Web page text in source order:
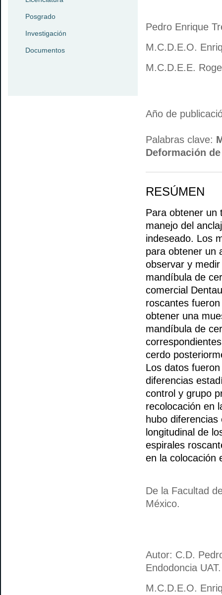
Pedro Enrique
M.C.D.E.O.
M.C.D.E.E.
Año de
Palabras clave:
Deformación
RESÚMEN
Para obtener un
manejo del
indeseado. Los
para obtener un
observar y
mandíbula de
comercial
roscantes
obtener una
mandíbula de
cerdo
Los datos
diferencias
control y grupo
recolocación en
hubo
longitudinal de
espirales
en la colocación
De la Facultad
México.
Autor: C.D.
Endodoncia UAT.
M.C.D.E.O.
Posgrado
Investigación
Documentos